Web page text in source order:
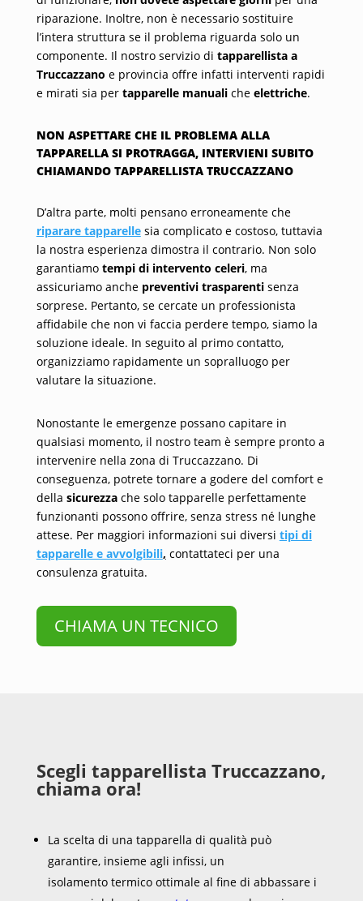
riparazione. Inoltre, non è necessario sostituire
l’intera struttura se il problema riguarda solo un
componente. Il nostro servizio di tapparellista a
Truccazzano e provincia offre infatti interventi rapidi
e mirati sia per tapparelle manualiche elettriche.
NON ASPETTARE CHE IL PROBLEMA ALLA
TAPPARELLA SI PROTRAGGA, INTERVIENI SUBITO
CHIAMANDO TAPPARELLISTA TRUCCAZZANO
D’altra parte, molti pensano erroneamente che
riparare tapparellesia complicato e costoso, tuttavia
la nostra esperienza dimostra il contrario. Non solo
garantiamo tempi di intervento celeri, ma
assicuriamo anche preventivi trasparentisenza
sorprese. Pertanto, se cercate un professionista
affidabile che non vi faccia perdere tempo, siamo la
soluzione ideale. In seguito al primo contatto,
organizziamo rapidamente un sopralluogo per
valutare la situazione.
Nonostante le emergenze possano capitare in
qualsiasi momento, il nostro team è sempre pronto a
intervenire nella zona di Truccazzano. Di
conseguenza, potrete tornare a godere del comfort e
della sicurezzache solo tapparelle perfettamente
funzionanti possono offrire, senza stress né lunghe
attese. Per maggiori informazioni sui diversi tipi di
tapparelle e avvolgibili, contattateci per una
consulenza gratuita.
CHIAMA UN TECNICO
Scegli tapparellista Truccazzano,
chiama ora!
La scelta di una tapparella di qualità può
garantire, insieme agli infissi, un
isolamento termico ottimale al fine di abbassare i